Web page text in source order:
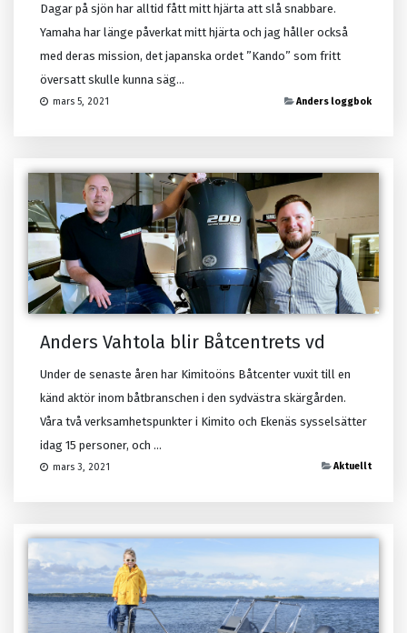
Dagar på sjön har alltid fått mitt hjärta att slå snabbare.
Yamaha har länge påverkat mitt hjärta och jag håller också
med deras mission, det japanska ordet ”Kando” som fritt
översatt skulle kunna säg...
mars 5, 2021 Anders loggbok
Anders Vahtola blir Båtcentrets vd
Under de senaste åren har Kimitoöns Båtcenter vuxit till en
känd aktör inom båtbranschen i den sydvästra skärgården.
Våra två verksamhetspunkter i Kimito och Ekenäs sysselsätter
idag 15 personer, och ...
mars 3, 2021 Aktuellt